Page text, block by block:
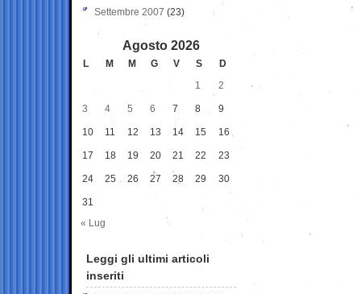
Settembre 2007 (23)
Agosto 2026
L M M G V S
D
1
2
3 4 5 6 7 8 9
10 11 12 13 14 15 16
17 18 19 20 21 22 23
24 25 26 27 28 29 30
31
« Lug
Leggi gli ultimi articoli
inseriti